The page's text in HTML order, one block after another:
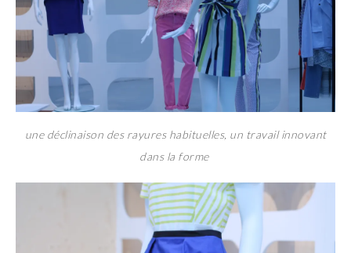
une déclinaison des rayures habituelles, un travail innovant
dans la forme